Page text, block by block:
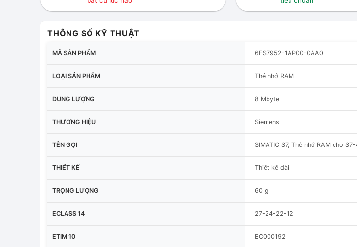
THÔNG SỐ KỸ THUẬT
MÃ SẢN PHẨM 6ES7952-1AP00-0AA0
LOẠI SẢN PHẨM Thẻ nhớ RAM
DUNG LƯỢNG 8 Mbyte
THƯƠNG HIỆU Siemens
TÊN GỌI SIMATIC S7, Thẻ nhớ RAM cho
THIẾT KẾ Thiết kế dài
TRỌNG LƯỢNG 60 g
ECLASS 14 27-24-22-12
ETIM 10 EC000192